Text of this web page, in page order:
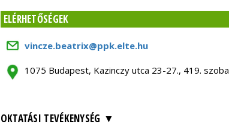
ELÉRHETŐSÉGEK
vincze.beatrix@ppk.elte.hu
1075 Budapest, Kazinczy utca 23-27., 419. szoba
OKTATÁSI TEVÉKENYSÉG